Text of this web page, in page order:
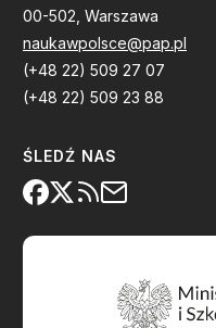
00-502, Warszawa
naukawpolsce@pap.pl
(+48 22) 509 27 07
(+48 22) 509 23 88
ŚLEDŹ NAS